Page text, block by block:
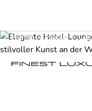
Home Places